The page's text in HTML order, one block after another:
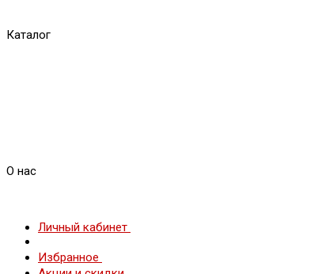
Каталог
О нас
Личный кабинет
Избранное